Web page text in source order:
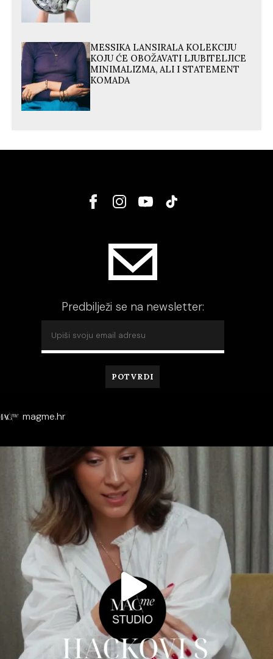
MESSIKA LANSIRALA KOLEKCIJU
KOJU ĆE OBOŽAVATI LJUBITELJICE
MINIMALIZMA, ALI I STATEMENT
KOMADA
Predbilježi se na newsletter:
magme.hr